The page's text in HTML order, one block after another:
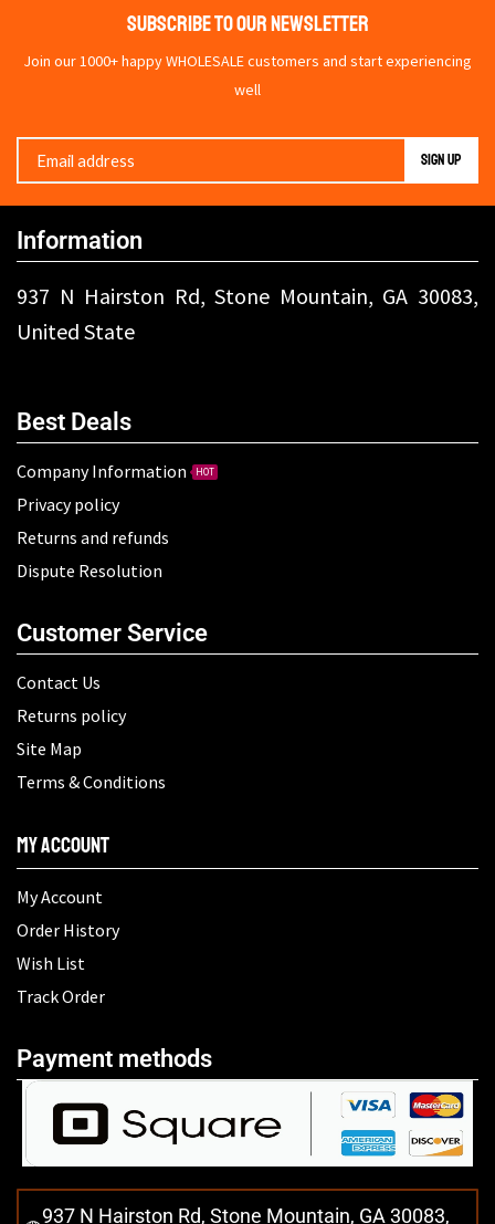
Subscribe To Our Newsletter
Join our 1000+ happy WHOLESALE customers and start experiencing
well
Information
937 N Hairston Rd, Stone Mountain, GA 30083,
United State
Best Deals
Company Information HOT
Privacy policy
Returns and refunds
Dispute Resolution
Customer Service
Contact Us
Returns policy
Site Map
Terms & Conditions
My Account
My Account
Order History
Wish List
Track Order
Payment methods
937 N Hairston Rd, Stone Mountain, GA 30083,